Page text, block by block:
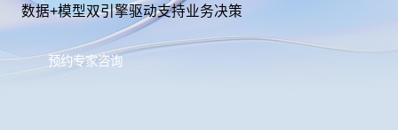
数据+模型双引擎驱动支持业务决策
预约专家咨询